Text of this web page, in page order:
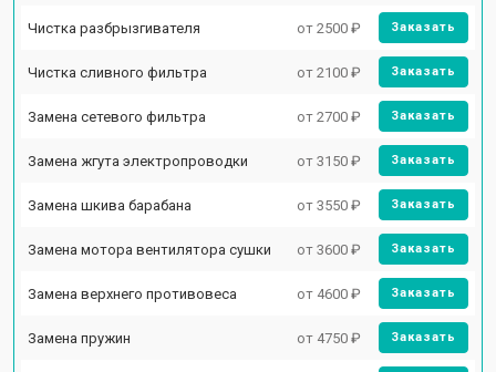
Чистка разбрызгивателя от 2500 ₽ Заказать
Чистка сливного фильтра от 2100 ₽ Заказать
Замена сетевого фильтра от 2700 ₽ Заказать
Замена жгута электропроводки от 3150 ₽ Заказать
Замена шкива барабана от 3550 ₽ Заказать
Замена мотора вентилятора сушки от 3600 ₽ Заказать
Замена верхнего противовеса от 4600 ₽ Заказать
Замена пружин от 4750 ₽ Заказать